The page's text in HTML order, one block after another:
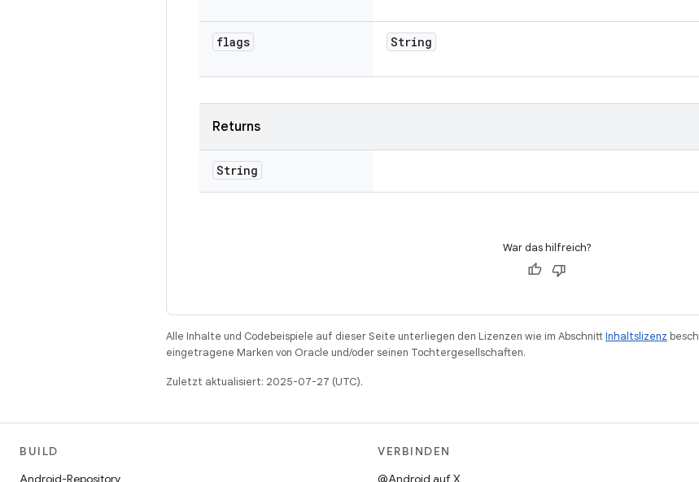
flags String
Returns
String
War das hilfreich?
Alle Inhalte und Codebeispiele auf dieser Seite unterliegen den Lizenzen wie im AbschnittInhaltslizenz
eingetragene Marken von Oracle und/oder seinen Tochtergesellschaften.
Zuletzt aktualisiert: 2025-07-27 (UTC).
BUILD
Android-Repository
VERBINDEN
@Android auf X